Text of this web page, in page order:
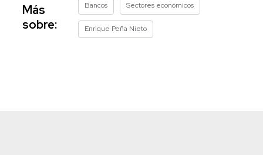
Más
sobre:
Bancos Sectores económicos
Enrique Peña Nieto